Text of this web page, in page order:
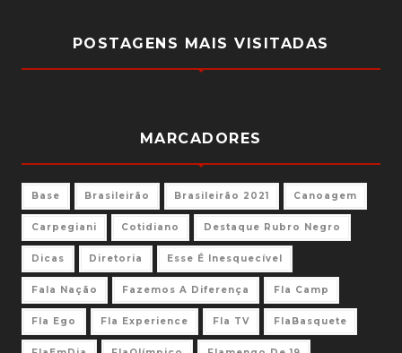
POSTAGENS MAIS VISITADAS
MARCADORES
Base Brasileirão Brasileirão 2021 Canoagem
Carpegiani Cotidiano Destaque Rubro Negro
Dicas Diretoria Esse É Inesquecível
Fala Nação Fazemos A Diferença Fla Camp
Fla Ego Fla Experience Fla TV FlaBasquete